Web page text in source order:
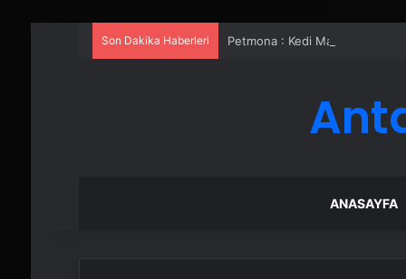
Son Dakika Haberleri Petmona : Kedi Maması ve
ANASAYFA